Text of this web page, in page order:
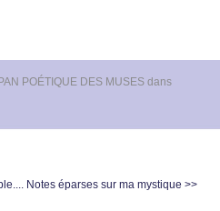
POÉTIQUE DES MUSES dans
Notes éparses sur ma mystique >>